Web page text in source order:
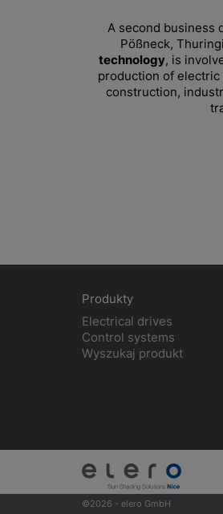
A second business
Pößneck,
technology, is
production of electric
construction,
Produkty
Electrical drives
Control systems
Wyszukaj produkt
©2026 - elero GmbH